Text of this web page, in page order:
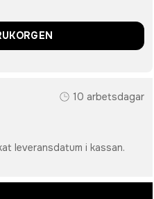
10 arbetsdagar
leveransdatum i kassan.